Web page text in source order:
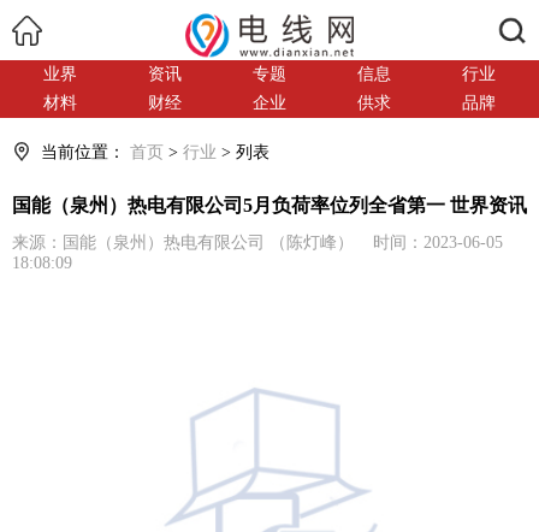
业界 资讯 专题 信息
行业
材料
财经 企业 供求 品牌
当前位置： 首页 > 行业 > 列表
国能（泉州）热电有限公司5月负荷率位列全省第一 世界资讯
来源：国能（泉州）热电有限公司 （陈灯峰） 时间：2023-06-05
18:08:09